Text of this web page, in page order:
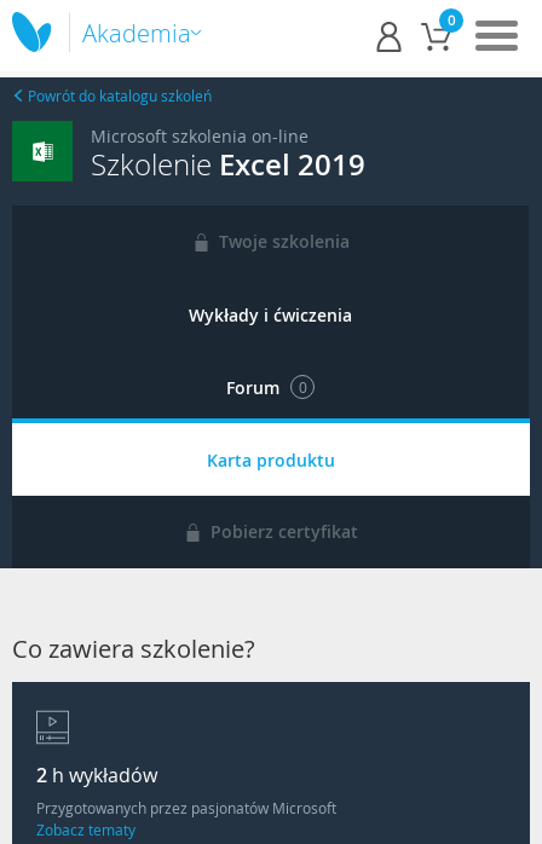
Akademia 0
Powrót do katalogu szkoleń
Microsoft szkolenia on-line
Szkolenie Excel 2019
Twoje szkolenia
Wykłady i ćwiczenia
Forum 0
Karta produktu
Pobierz certyfikat
Co zawiera szkolenie?
2 h wykładów
Przygotowanych przez pasjonatów Microsoft
Zobacz tematy